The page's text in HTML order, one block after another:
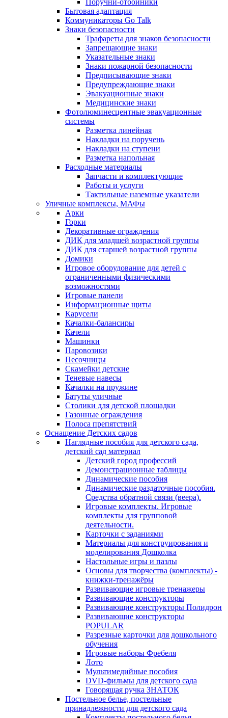
Поручни-отбойники
Бытовая адаптация
Коммуникаторы Go Talk
Знаки безопасности
Трафареты для знаков безопасности
Запрещающие знаки
Указательные знаки
Знаки пожарной безопасности
Предписывающие знаки
Предупреждающие знаки
Эвакуационные знаки
Медицинские знаки
Фотолюминесцентные эвакуационные
системы
Разметка линейная
Накладки на поручень
Накладки на ступени
Разметка напольная
Расходные материалы
Запчасти и комплектующие
Работы и услуги
Тактильные наземные указатели
Уличные комплексы, МАФы
Арки
Горки
Декоративные ограждения
ДИК для младшей возрастной группы
ДИК для старшей возрастной группы
Домики
Игровое оборудование для детей с
ограниченными физическими
возможностями
Игровые панели
Информационные щиты
Карусели
Качалки-балансиры
Качели
Машинки
Паровозики
Песочницы
Скамейки детские
Теневые навесы
Качалки на пружине
Батуты уличные
Столики для детской площадки
Газонные ограждения
Полоса препятствий
Оснащение Детских садов
Наглядные пособия для детского сада,
детский сад материал
Детский город профессий
Демонстрационные таблицы
Динамические пособия
Динамические раздаточные пособия.
Средства обратной связи (веера).
Игровые комплекты. Игровые
комплекты для групповой
деятельности.
Карточки с заданиями
Материалы для конструирования и
моделирования Дошколка
Настольные игры и пазлы
Основы для творчества (комплекты) -
книжки-тренажёры
Развивающие игровые тренажеры
Развивающие конструкторы
Развивающие конструкторы Полидрон
Развивающие конструкторы
POPULAR
Разрезные карточки для дошкольного
обучения
Игровые наборы Фребеля
Лото
Мультимедийные пособия
DVD-фильмы для детского сада
Говорящая ручка ЗНАТОК
Постельное белье, постельные
принадлежности для детского сада